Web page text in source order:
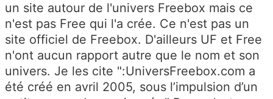
un site autour de l'univers Freebox mais ce
n'est pas Free qui l'a crée. Ce n'est pas un
site officiel de Freebox. D'ailleurs UF et Free
n'ont aucun rapport autre que le nom et son
univers. Je les cite ":UniversFreebox.com a
été créé en avril 2005, sous l’impulsion d’un